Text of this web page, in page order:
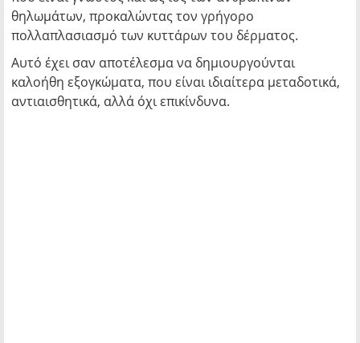
θηλωμάτων, προκαλώντας τον γρήγορο
πολλαπλασιασμό των κυττάρων του δέρματος.
Αυτό έχει σαν αποτέλεσμα να δημιουργούνται
καλοήθη εξογκώματα, που είναι ιδιαίτερα μεταδοτικά,
αντιαισθητικά, αλλά όχι επικίνδυνα.